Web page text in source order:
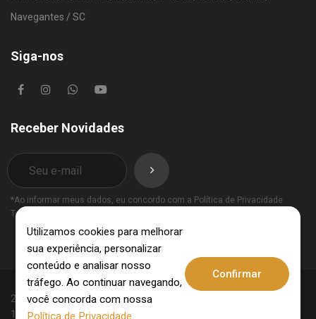
Navegantes / SC
Siga-nos
Receber Novidades
*Ao informar meus dados, eu concordo com a Política de Privacidade
Termos de Uso
2025 © Invest Imobiliária - CRECI: 10062-J - CNPJ:
15.831.309/0001-09. Todos os direitos reservados.
Utilizamos cookies para melhorar
sua experiência, personalizar
conteúdo e analisar nosso
tráfego. Ao continuar navegando,
você concorda com nossa
Política de Privacidade
Confirmar